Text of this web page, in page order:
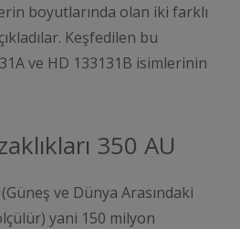
boyutlarında olan iki farklı
Keşfedilen bu
ve HD 133131B isimlerinin
350 AU
ve Dünya Arasındaki
yani 150 milyon